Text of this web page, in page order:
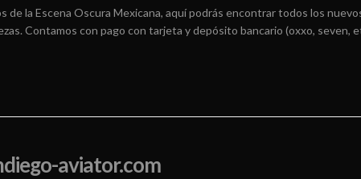
la Escena Oscura Mexicana, aquí podrás encontrar todos los
Contamos con pago con tarjeta y depósito bancario (oxxo, seven,
aviator.com